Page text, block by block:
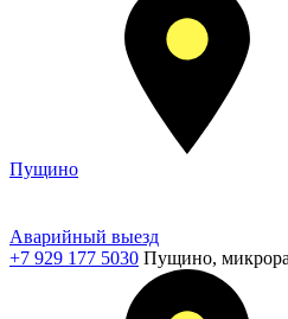
Пущино
Аварийный выезд
+7 929 177 5030 Пущино,